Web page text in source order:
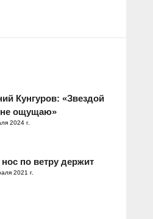
Кунгуров: «Звездой
не ощущаю»
2024 г.
по ветру держит
2021 г.